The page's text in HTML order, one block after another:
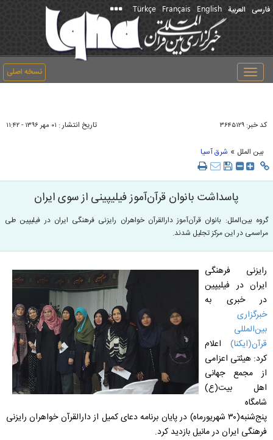
فارسی العربیة English
Français
Türkçe
نسخه اصلی
Toggle
navigation
کد خبر: ۳۶۴۵۱۲۹ تاریخ انتشار : ۰۱ مهر ۱۳۹۶ - ۱۱:۴۲
بین الملل » شرق آسیا
پاسداشت بانوان قرآن‌آموز فیلیپینی از سوی ایران
گروه بین‌الملل: بانوان قرآن‌آموز دارالقرآن خواهران رایزنی فرهنگی ایران در فیلیپین طی
مراسمی در این مرکز تجلیل شدند.
رایزنی فرهنگی
ایران در فیلیپین
در خبری به
خبرگزاری
بین‌المللی
قرآن(ایکنا) اعلام
کرد: هیئتی اعزامی
از مجمع جهانی
اهل بیت(ع)
شامگاه
پنج‌شنبه(۳۰ شهریورماه) در پایان برنامه دعای کمیل از دارالقرآن خواهران رایزنی
فرهنگی ایران در مانیل بازدید کرد.